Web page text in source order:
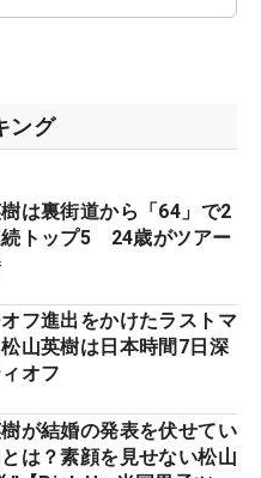
ング
は裏街道から「64」で2
トップ5 24歳がツアー
フ進出をかけたラストマ
山英樹は日本時間7日深
オフ
が結婚の発表を伏せてい
は？素顔を見せない松山